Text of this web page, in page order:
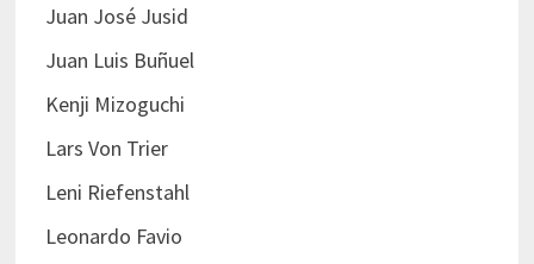
Juan José Jusid
Juan Luis Buñuel
Kenji Mizoguchi
Lars Von Trier
Leni Riefenstahl
Leonardo Favio